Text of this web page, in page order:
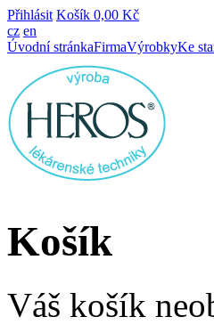
Přihlásit Košík 0,00 Kč
cz en
Úvodní stránkaFirmaVýrobkyKe
Košík
Váš košík